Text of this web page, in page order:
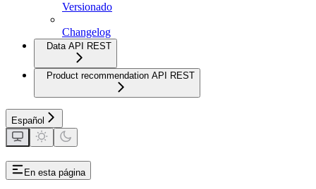
Versionado
Changelog
Data API REST
Product recommendation API REST
Español
En esta página